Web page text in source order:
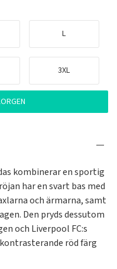
L
3XL
kombinerar en sportig
har en svart bas med
och ärmarna, samt
Den pryds dessutom
och Liverpool FC:s
röd färg